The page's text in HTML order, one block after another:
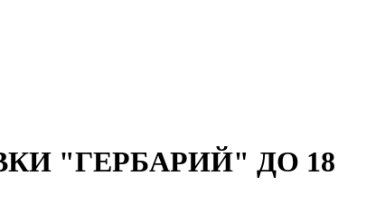
"ГЕРБАРИЙ" ДО 18